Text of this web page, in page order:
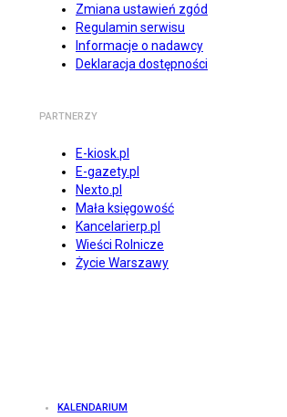
Zmiana ustawień zgód
Regulamin serwisu
Informacje o nadawcy
Deklaracja dostępności
PARTNERZY
E-kiosk.pl
E-gazety.pl
Nexto.pl
Mała księgowość
Kancelarierp.pl
Wieści Rolnicze
Życie Warszawy
KALENDARIUM